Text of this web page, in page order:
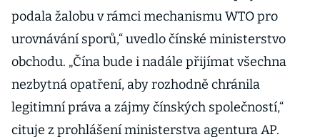
podala žalobu v rámci mechanismu WTO pro
urovnávání sporů,“ uvedlo čínské ministerstvo
obchodu. „Čína bude i nadále přijímat všechna
nezbytná opatření, aby rozhodně chránila
legitimní práva a zájmy čínských společností,“
cituje z prohlášení ministerstva agentura AP.